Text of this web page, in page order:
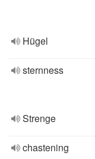
Hügel
sternness
Strenge
chastening